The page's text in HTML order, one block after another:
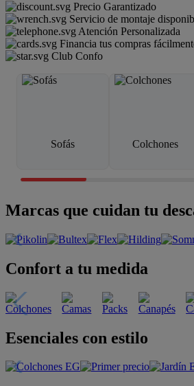
Precio Garantizado
Servicio de montaje
Atención Personalizada
Financia tus compras
Club Confo
Sofás Colchones
Marcas que cuidan tu
Confort a tu medida
Esenciales con estilo